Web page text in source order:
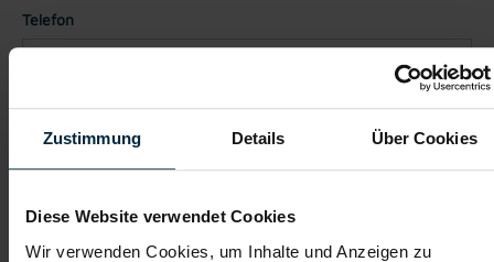
Zustimmung Details Über Cookies
Diese Website verwendet Cookies
Wir verwenden Cookies, um Inhalte und Anzeigen zu
Telefon
Lebenslauf
Bewerbungsschreiben